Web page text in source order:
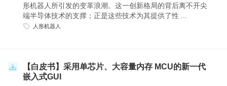
形机器人所引发的变革浪潮。这一创新格局的背后离不开尖
端半导体技术的支撑；正是这些技术为其提供了性 ...
人形机器人
【白皮书】采用单芯片、大容量内存 MCU的新一代
嵌入式GUI